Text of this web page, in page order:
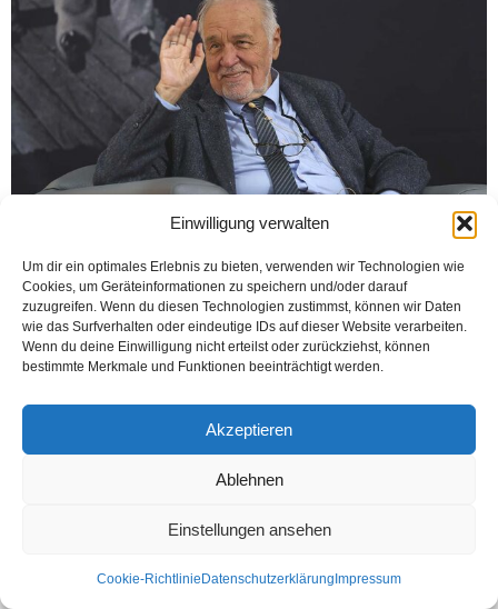
Einwilligung verwalten
Um dir ein optimales Erlebnis zu bieten, verwenden wir Technologien wie
Cookies, um Geräteinformationen zu speichern und/oder darauf
zuzugreifen. Wenn du diesen Technologien zustimmst, können wir Daten
wie das Surfverhalten oder eindeutige IDs auf dieser Website verarbeiten.
Wenn du deine Einwilligung nicht erteilst oder zurückziehst, können
bestimmte Merkmale und Funktionen beeinträchtigt werden.
Akzeptieren
Ablehnen
Einstellungen ansehen
Cookie-Richtlinie Datenschutzerklärung Impressum
İSTANBUL (AA) Tarihçi ve yazar Prof. Dr. İlber Ortaylı, tedavi gördüğü
hastanede hayatını kaybetti. Sağlık sorunları sebebiyle Koç Üniversitesi
Hastanesi‘nde bir süredir yoğun bakımda tedavi...
Weiterlesen
Datenschutzerklärung